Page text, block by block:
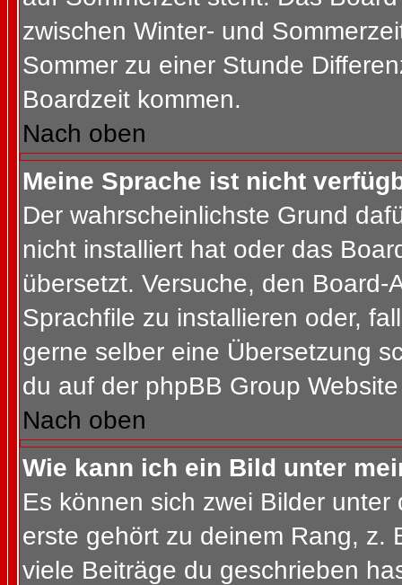
zwischen Winter- und
Sommer zu einer Stunde
Boardzeit kommen.
Nach oben
Meine Sprache ist nicht
Der wahrscheinlichste Grund
nicht installiert hat oder das
übersetzt. Versuche, den
Sprachfile zu installieren oder,
gerne selber eine Übersetzung
du auf der phpBB Group
Nach oben
Wie kann ich ein Bild unter
Es können sich zwei Bilder
erste gehört zu deinem Rang, z.
viele Beiträge du geschrieben